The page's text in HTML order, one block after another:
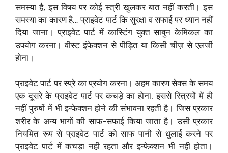
समस्या है, इस विषय पर कोई स्त्री खुलकर बात नहीं करती। इस
समस्या का कारण है… प्राइवेट पार्ट कि सुरक्षा व सफाई पर ध्यान नहीं
दिया जाना। प्राइवेट पार्ट में कास्टिंग युक्त साबुन केमिकल का
उपयोग करना। वीस्ट इंफेक्शन से पीड़ित या किसी चीज़ से एलर्जी
होना।
प्राइवेट पार्ट पर स्प्रे का प्रयोग करना। अहम कारण सेक्स के समय
एक दूसरे के प्राइवेट पार्ट पर कचड़े का होना, इससे स्त्रियों में ही
नहीं पुरुषों में भी इन्फेक्शन होने की संभावना रहती है। जिस प्रकार
शरीर के अन्य भागों की साफ-सफाई किया जाता है। उसी प्रकार
नियमित रूप से प्राइवेट पार्ट को साफ पानी से धुलाई करने पर
प्राइवेट पार्ट में कचड़ा नही रहता और इन्फेक्शन भी नही होता।